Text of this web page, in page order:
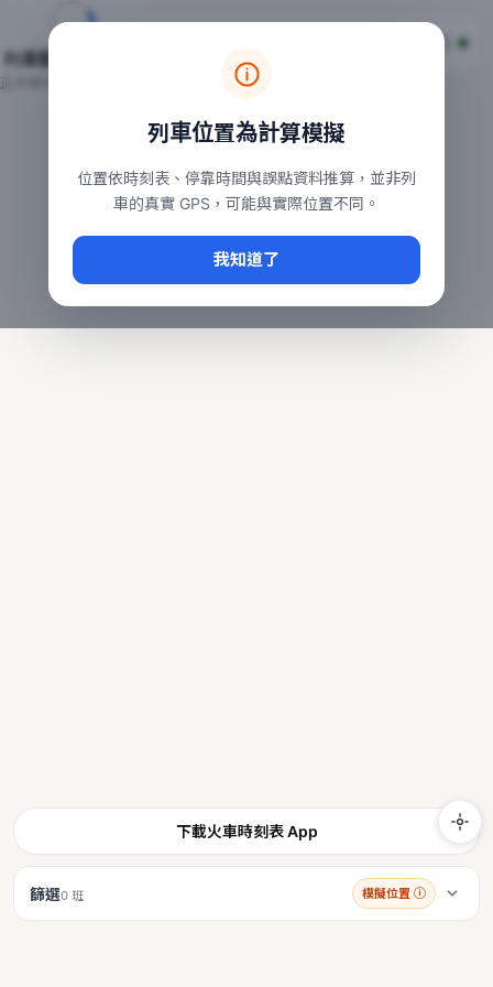
台鐵列車即時位置地圖
本頁顯示目前全台鐵運行中的列車位置，涵蓋自強、普悠瑪、
常用查詢：
、台中車站即時動態
台鐵即時動態
下載火車時刻表 App
篩選0 班 模擬位置 ⓘ
列車位置為計算模擬
位置依時刻表、停靠時間與誤點資料推算，並非列
車的真實 GPS，可能與實際位置不同。
我知道了
列車動態載入中…